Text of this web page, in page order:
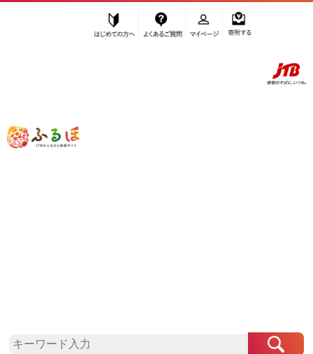
ふるぽ JTBのふるさと納税サイト
「ふるさと納税」TOP